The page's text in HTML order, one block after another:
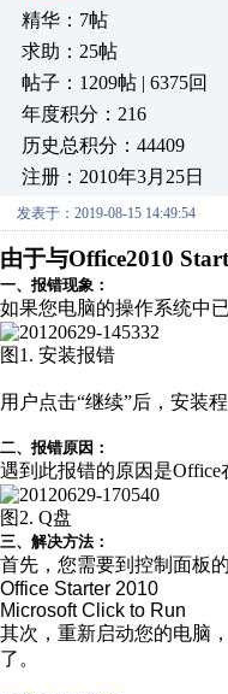
精华：7帖
求助：25帖
帖子：1209帖 | 6375回
年度积分：216
历史总积分：44409
注册：2010年3月25日
发表于：2019-08-15 14:49:54
由于与Office2010
一、报错现象：
如果您电脑的操作系统中
图1. 安装报错
用户点击“继续”后，安装
二、报错原因：
遇到此报错的原因是
图2. Q盘
三、解决方法：
首先，您需要到控制面板
Office Starter 2010
Microsoft Click to Run
其次，重新启动您的电脑
了。